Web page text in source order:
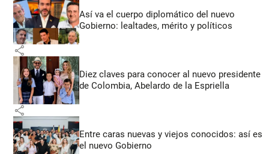
Así va el cuerpo diplomático del nuevo
Gobierno: lealtades, mérito y políticos
share
Diez claves para conocer al nuevo presidente
de Colombia, Abelardo de la Espriella
share
Entre caras nuevas y viejos conocidos: así es
el nuevo Gobierno